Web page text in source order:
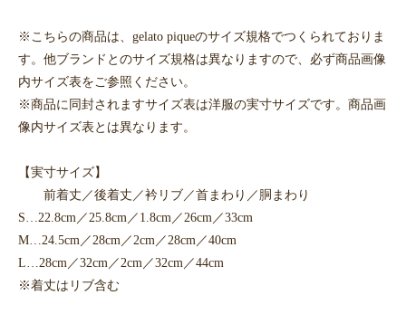
※こちらの商品は、gelato piqueのサイズ規格でつくられておりま
す。他ブランドとのサイズ規格は異なりますので、必ず商品画像
内サイズ表をご参照ください。
※商品に同封されますサイズ表は洋服の実寸サイズです。商品画
像内サイズ表とは異なります。
【実寸サイズ】
前着丈／後着丈／衿リブ／首まわり／胴まわり
S…22.8cm／25.8cm／1.8cm／26cm／33cm
M…24.5cm／28cm／2cm／28cm／40cm
L…28cm／32cm／2cm／32cm／44cm
※着丈はリブ含む